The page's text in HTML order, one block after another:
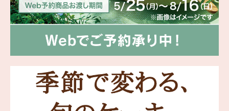
海外 Overseas shops
Malaysia
UAE
Thailand